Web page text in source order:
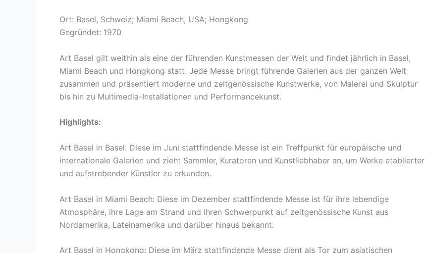
Ort: Basel, Schweiz; Miami Beach, USA; Hongkong
Gegründet: 1970
Art Basel gilt weithin als eine der führenden Kunstmessen der Welt und findet jährlich in Basel,
Miami Beach und Hongkong statt. Jede Messe bringt führende Galerien aus der ganzen Welt
zusammen und präsentiert moderne und zeitgenössische Kunstwerke, von Malerei und Skulptur
bis hin zu Multimedia-Installationen und Performancekunst.
Highlights:
Art Basel in Basel: Diese im Juni stattfindende Messe ist ein Treffpunkt für europäische und
internationale Galerien und zieht Sammler, Kuratoren und Kunstliebhaber an, um Werke etablierter
und aufstrebender Künstler zu erkunden.
Art Basel in Miami Beach: Diese im Dezember stattfindende Messe ist für ihre lebendige
Atmosphäre, ihre Lage am Strand und ihren Schwerpunkt auf zeitgenössische Kunst aus
Nordamerika, Lateinamerika und darüber hinaus bekannt.
Art Basel in Hongkong: Diese im März stattfindende Messe dient als Tor zum asiatischen